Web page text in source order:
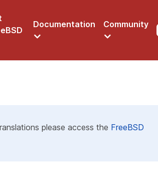
Documentation Community
please access the FreeBSD